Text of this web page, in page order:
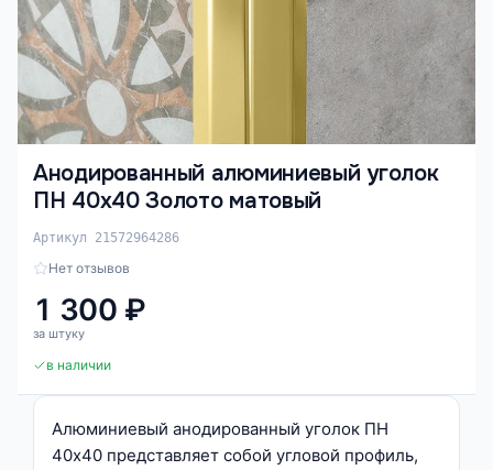
Анодированный алюминиевый уголок
ПН 40х40 Золото матовый
Артикул 21572964286
Нет отзывов
1 300 ₽
за штуку
в наличии
Алюминиевый анодированный уголок ПН
40х40 представляет собой угловой профиль,